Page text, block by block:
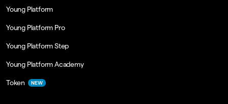
Young Platform
Young Platform Pro
Young Platform Step
Young Platform Academy
Token NEW